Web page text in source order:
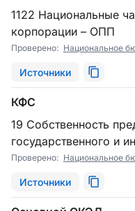
1122 Национальные частные нефинансовые
корпорации – ОПП
Проверено: Национальное
Источники
КФС
19 Собственность предприятий без
государственного и
Проверено: Национальное
Источники